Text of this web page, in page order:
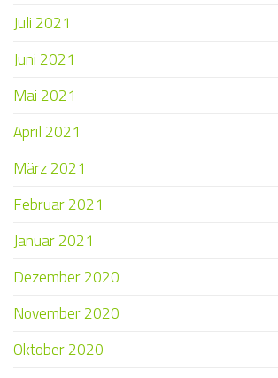
Juli 2021
Juni 2021
Mai 2021
April 2021
März 2021
Februar 2021
Januar 2021
Dezember 2020
November 2020
Oktober 2020